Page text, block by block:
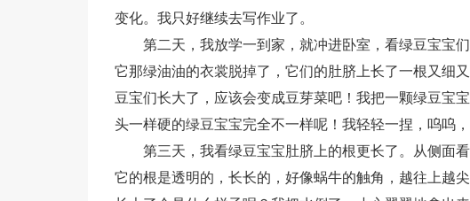
变化。我只好继续去写作业了。
第二天，我放学一到家，就冲进卧室，看绿豆宝宝
它那绿油油的衣裳脱掉了，它们的肚脐上长了一根又细
豆宝们长大了，应该会变成豆芽菜吧！我把一颗绿豆宝
头一样硬的绿豆宝宝完全不一样呢！我轻轻一捏，呜呜
第三天，我看绿豆宝宝肚脐上的根更长了。从侧面
它的根是透明的，长长的，好像蜗牛的触角，越往上越